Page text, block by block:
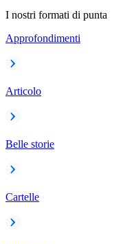
I nostri formati di punta
Approfondimenti
Articolo
Belle storie
Cartelle